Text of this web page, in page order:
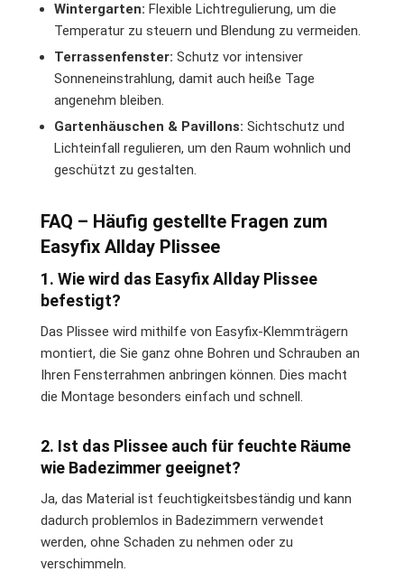
Wintergarten: Flexible Lichtregulierung, um die
Temperatur zu steuern und Blendung zu vermeiden.
Terrassenfenster: Schutz vor intensiver
Sonneneinstrahlung, damit auch heiße Tage
angenehm bleiben.
Gartenhäuschen & Pavillons: Sichtschutz und
Lichteinfall regulieren, um den Raum wohnlich und
geschützt zu gestalten.
FAQ – Häufig gestellte Fragen zum
Easyfix Allday Plissee
1. Wie wird das Easyfix Allday Plissee
befestigt?
Das Plissee wird mithilfe von Easyfix-Klemmträgern
montiert, die Sie ganz ohne Bohren und Schrauben an
Ihren Fensterrahmen anbringen können. Dies macht
die Montage besonders einfach und schnell.
2. Ist das Plissee auch für feuchte Räume
wie Badezimmer geeignet?
Ja, das Material ist feuchtigkeitsbeständig und kann
dadurch problemlos in Badezimmern verwendet
werden, ohne Schaden zu nehmen oder zu
verschimmeln.